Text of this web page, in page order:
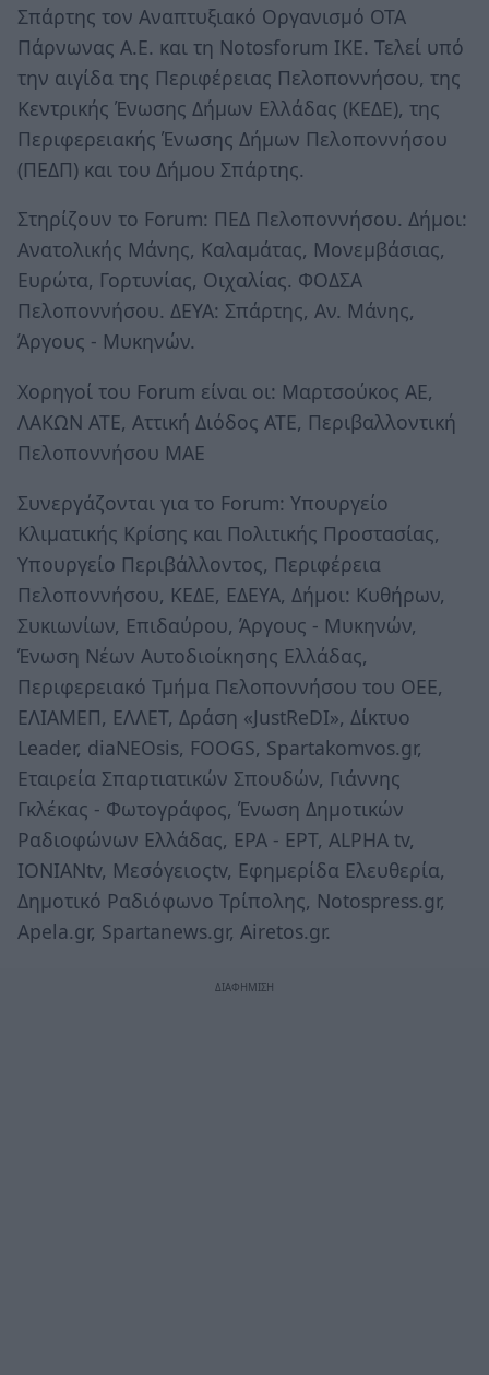
Σπάρτης τον Αναπτυξιακό Οργανισμό ΟΤΑ
Πάρνωνας Α.Ε. και τη Notosforum IKE. Τελεί υπό
την αιγίδα της Περιφέρειας Πελοποννήσου, της
Κεντρικής Ένωσης Δήμων Ελλάδας (ΚΕΔΕ), της
Περιφερειακής Ένωσης Δήμων Πελοποννήσου
(ΠΕΔΠ) και του Δήμου Σπάρτης.
Στηρίζουν το Forum: ΠΕΔ Πελοποννήσου. Δήμοι:
Ανατολικής Μάνης, Καλαμάτας, Μονεμβάσιας,
Eυρώτα, Γορτυνίας, Οιχαλίας. ΦΟΔΣΑ
Πελοποννήσου. ΔΕΥΑ: Σπάρτης, Αν. Μάνης,
Άργους - Μυκηνών.
Χορηγοί του Forum είναι οι: Μαρτσούκος ΑΕ,
ΛΑΚΩΝ ΑΤΕ, Αττική Διόδος ΑΤΕ, Περιβαλλοντική
Πελοποννήσου ΜΑΕ
Συνεργάζονται για το Forum: Υπουργείο
Κλιματικής Κρίσης και Πολιτικής Προστασίας,
Υπουργείο Περιβάλλοντος, Περιφέρεια
Πελοποννήσου, ΚΕΔΕ, ΕΔΕΥΑ, Δήμοι: Κυθήρων,
Συκιωνίων, Επιδαύρου, Άργους - Μυκηνών,
Ένωση Νέων Αυτοδιοίκησης Ελλάδας,
Περιφερειακό Τμήμα Πελοποννήσου του ΟΕΕ,
ΕΛΙΑΜΕΠ, ΕΛΛΕΤ, Δράση «JustReDI», Δίκτυο
Leader, diaΝΕΟsis, FOOGS, Spartakomvos.gr,
Eταιρεία Σπαρτιατικών Σπουδών, Γιάννης
Γκλέκας - Φωτογράφος, Ένωση Δημοτικών
Ραδιοφώνων Ελλάδας, ΕΡΑ - ΕΡΤ, ΑLPHA tv,
ΙΟΝΙΑΝtv, Μεσόγειοςtv, Eφημερίδα Ελευθερία,
Δημοτικό Ραδιόφωνο Τρίπολης, Notospress.gr,
Apela.gr, Spartanews.gr, Airetos.gr.